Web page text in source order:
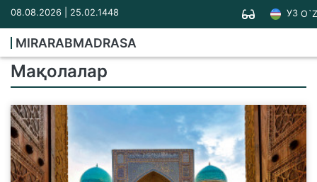
08.08.2026 | 25.02.1448 УЗ O`Z
MIRARABMADRASA
Мақолалар